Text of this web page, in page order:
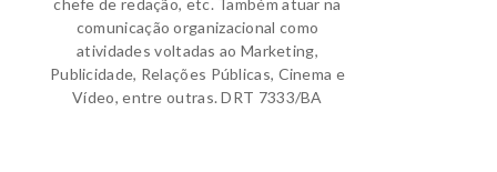
comunicação organizacional como
atividades voltadas ao Marketing,
Publicidade, Relações Públicas, Cinema e
Vídeo, entre outras. DRT 7333/BA